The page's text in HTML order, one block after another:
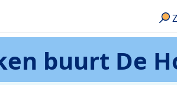
buurt De